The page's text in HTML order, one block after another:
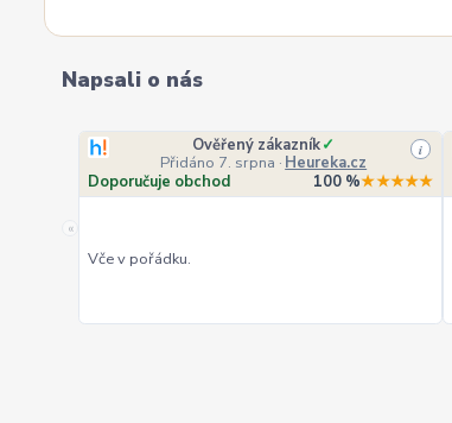
Napsali o nás
«
Ověřený zákazník✓
Přidáno 7. srpna · Heureka.cz
i
Doporučuje obchod 100 %★★★★★
Vče v pořádku.